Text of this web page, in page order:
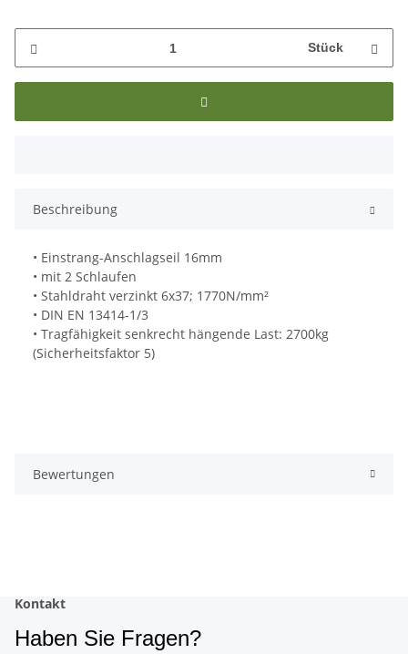
Stück
Beschreibung
• Einstrang-Anschlagseil 16mm
• mit 2 Schlaufen
• Stahldraht verzinkt 6x37; 1770N/mm²
• DIN EN 13414-1/3
• Tragfähigkeit senkrecht hängende Last: 2700kg
(Sicherheitsfaktor 5)
Bewertungen
Kontakt
Haben Sie Fragen?